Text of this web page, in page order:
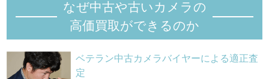
なぜ中古や古いカメラの
高価買取ができるのか
ベテラン中古カメラバイヤーによる適正査
定